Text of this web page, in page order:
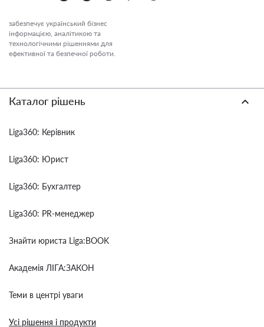
забезпечує український бізнес
інформацією, аналітикою та
технологічними рішеннями для
ефективної та безпечної роботи.
Каталог рішень
Liga360: Керівник
Liga360: Юрист
Liga360: Бухгалтер
Liga360: PR-менеджер
Знайти юриста Liga:BOOK
Академія ЛІГА:ЗАКОН
Теми в центрі уваги
Усі рішення і продукти